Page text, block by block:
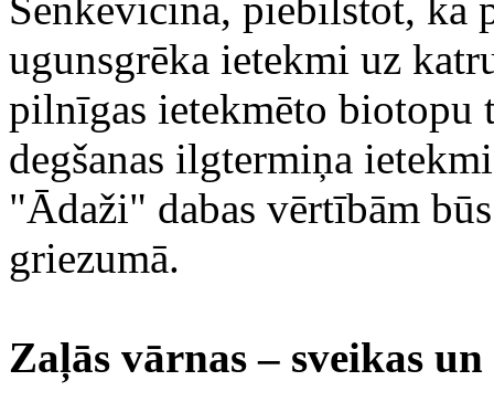
ugunsgrēka ietekmi uz
pilnīgas ietekmēto biotopu
degšanas ilgtermiņa
"Ādaži" dabas vērtībām
griezumā.
Zaļās vārnas – sveikas un